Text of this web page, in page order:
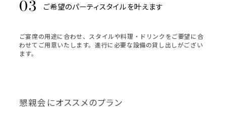
ご希望のパーティスタイルを叶えます
ご宴席の用途に合わせ、スタイルや料理・ドリンクをご要望に合
わせてご用意いたします。進行に必要な設備の貸し出しがござい
ます。
懇親会にオススメのプラン